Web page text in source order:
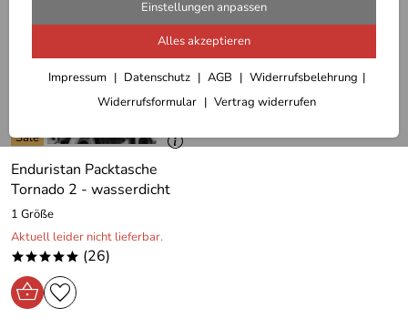
Einstellungen anpassen
Alles akzeptieren
Impressum Datenschutz AGB
Widerrufsbelehrung
Widerrufsformular
Vertrag widerrufen
Enduristan Packtasche
Tornado 2 - wasserdicht
1 Größe
Aktuell leider nicht lieferbar.
***** (26)